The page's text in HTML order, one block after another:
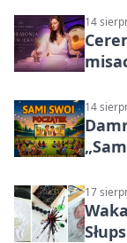
14
14
17